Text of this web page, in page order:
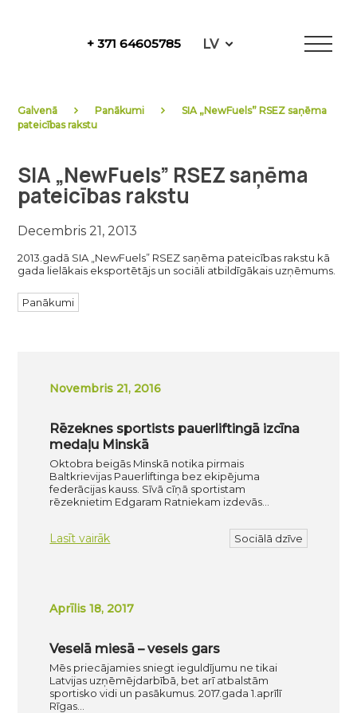
+ 371 64605785 LV
Galvenā Panākumi
SIA „NewFuels” RSEZ saņēma
pateicības rakstu
SIA „NewFuels” RSEZ saņēma
pateicības rakstu
Decembris 21, 2013
2013.gadā SIA „NewFuels” RSEZ saņēma pateicības rakstu kā
gada lielākais eksportētājs un sociāli atbildīgākais uzņēmums.
Panākumi
Novembris 21, 2016
Rēzeknes sportists pauerliftingā izcīna
medaļu Minskā
Oktobra beigās Minskā notika pirmais
Baltkrievijas Pauerliftinga bez ekipējuma
federācijas kauss. Sīvā cīņā sportistam
rēzeknietim Edgaram Ratniekam izdevās…
Lasīt vairāk Sociālā dzīve
Aprīlis 18, 2017
Veselā miesā – vesels gars
Mēs priecājamies sniegt ieguldījumu ne tikai
Latvijas uzņēmējdarbībā, bet arī atbalstām
sportisko vidi un pasākumus. 2017.gada 1.aprīlī
Rīgas…